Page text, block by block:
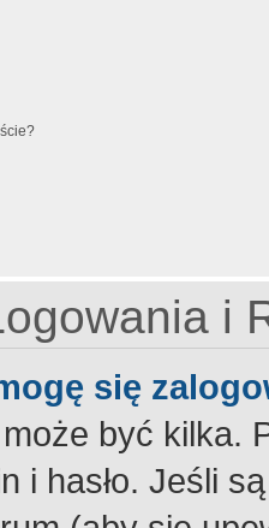
i
się
być kilka.
i hasło. Jeśli